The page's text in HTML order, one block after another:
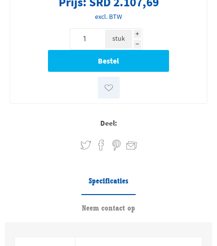
excl. BTW
i
h
stuk
Deel:
Specificaties
Neem contact op